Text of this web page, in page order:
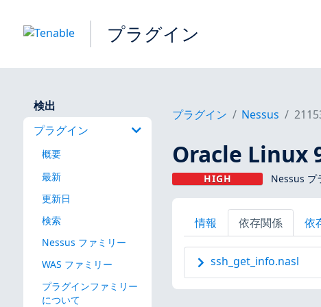
プラグイン
検出
プラグイン
概要
最新
更新日
検索
Nessus ファミリー
WAS ファミリー
プラグインファミリー
について
プラグイン Nessus
Oracle Linux
HIGH Nessus プ
情報 依存関係 依
ssh_get_info.nasl